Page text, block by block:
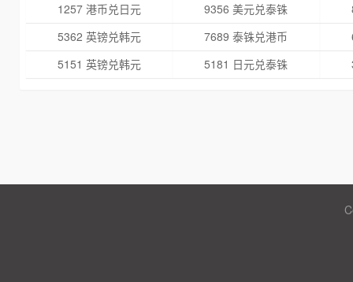
1257 港币兑日元
9356 美元兑泰铢
5362 英镑兑韩元
7689 泰铢兑港币
5151 英镑兑韩元
5181 日元兑泰铢